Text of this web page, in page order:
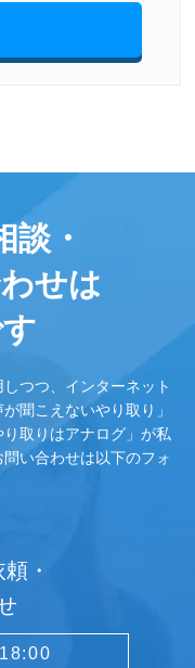
談・
せは
つつ、インターネット
聞こえないやり取り」
取りはアナログ」が私
い合わせは以下のフォ
・